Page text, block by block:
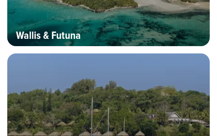
Wallis & Futuna
Bannière Hero image